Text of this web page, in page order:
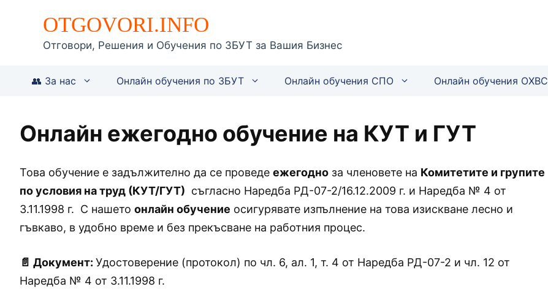
съдържаниетоOTGOVORI.INFO
Отговори, Решения и Обучения по ЗБУТ за Вашия Бизнес
👥 За нас Онлайн обучения по ЗБУТ Онлайн обучения СПО Онлайн обучения ОХВС
Онлайн ежегодно обучение на КУТ и ГУТ
Това обучение е задължително да се проведе ежегодно за членовете на Комитетите и групите
по условия на труд (КУТ/ГУТ) съгласно Наредба РД-07-2/16.12.2009 г. и Наредба № 4 от
3.11.1998 г. С нашето онлайн обучение осигурявате изпълнение на това изискване лесно и
гъвкаво, в удобно време и без прекъсване на работния процес.
📄 Документ: Удостоверение (протокол) по чл. 6, ал. 1, т. 4 от Наредба РД-07-2 и чл. 12 от
Наредба № 4 от 3.11.1998 г.